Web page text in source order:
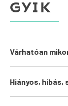
GYIK
Várhatóan
Hiányos,